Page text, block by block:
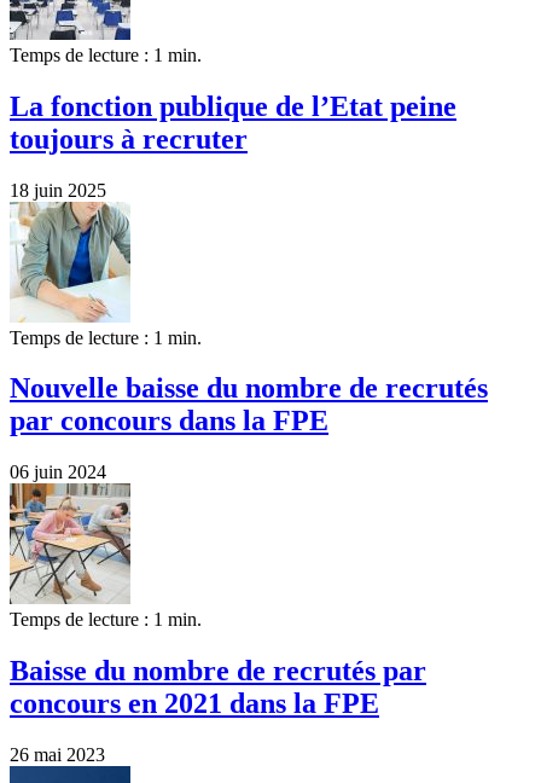
Temps de lecture : 1 min.
La fonction publique de l’Etat peine
toujours à recruter
18 juin 2025
Temps de lecture : 1 min.
Nouvelle baisse du nombre de recrutés
par concours dans la FPE
06 juin 2024
Temps de lecture : 1 min.
Baisse du nombre de recrutés par
concours en 2021 dans la FPE
26 mai 2023